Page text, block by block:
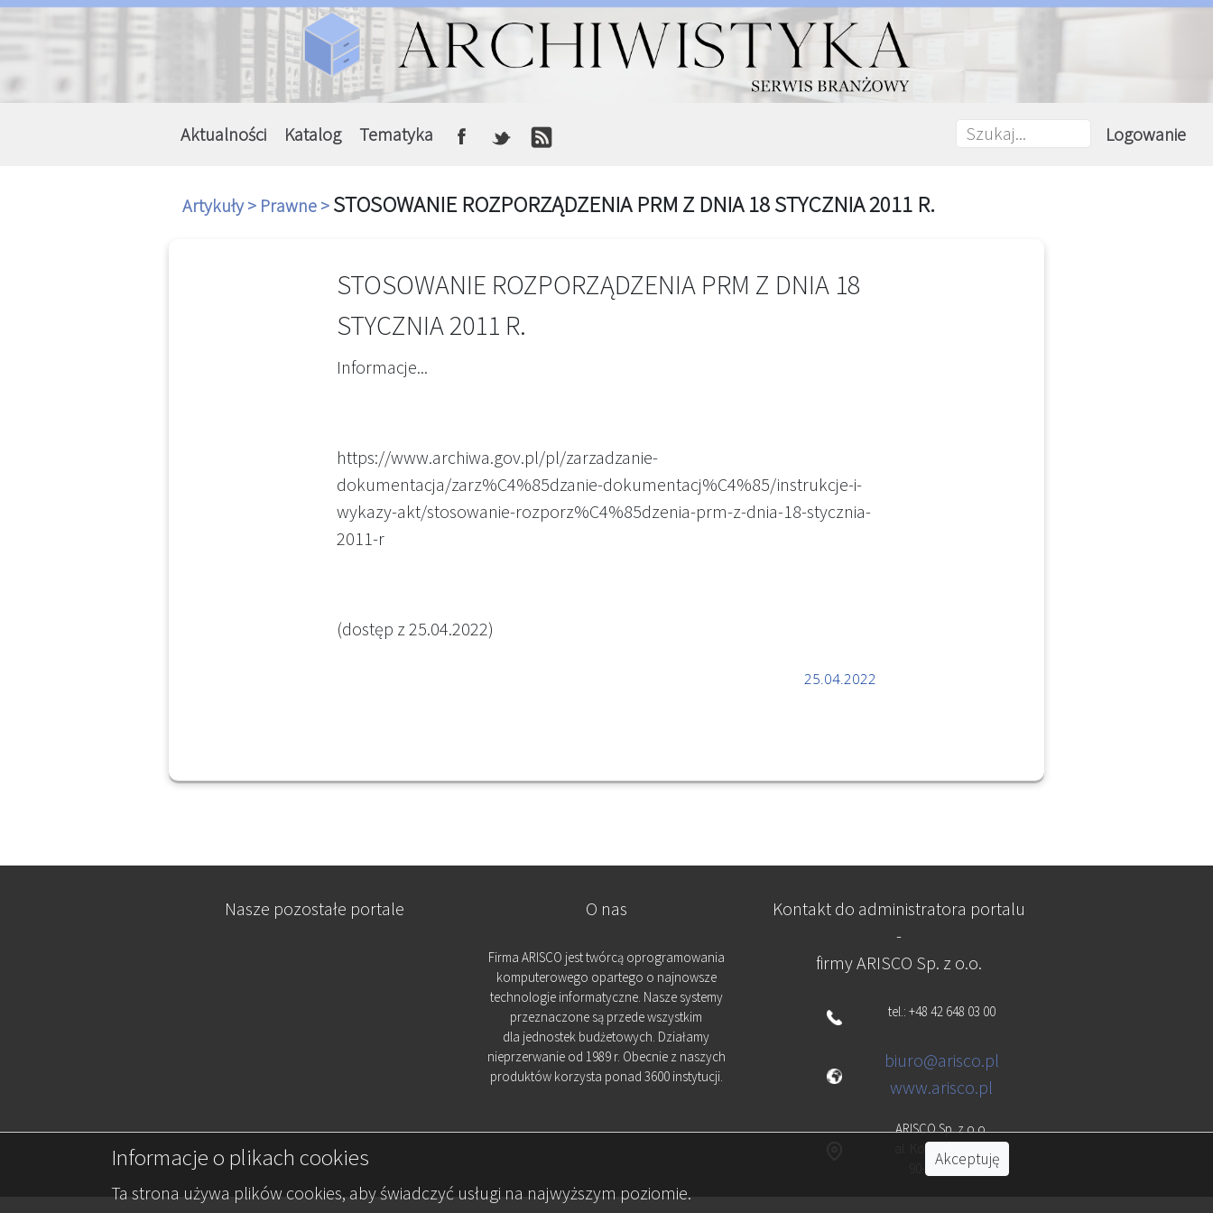
Aktualności Katalog Tematyka Logowanie
Artykuły > Prawne > STOSOWANIE ROZPORZĄDZENIA PRM Z DNIA 18 STYCZNIA 2011 R.
STOSOWANIE ROZPORZĄDZENIA PRM Z DNIA 18
STYCZNIA 2011 R.
Informacje...
https://www.archiwa.gov.pl/pl/zarzadzanie-
dokumentacja/zarz%C4%85dzanie-dokumentacj%C4%85/instrukcje-i-
wykazy-akt/stosowanie-rozporz%C4%85dzenia-prm-z-dnia-18-stycznia-
2011-r
(dostęp z 25.04.2022)
25.04.2022
Informacje o plikach cookies
Ta strona używa plików cookies, aby świadczyć usługi na najwyższym poziomie.
Akceptuję
Nasze pozostałe portale O nas
Firma ARISCO jest twórcą oprogramowania
komputerowego opartego o najnowsze
technologie informatyczne. Nasze systemy
przeznaczone są przede wszystkim
dla jednostek budżetowych. Działamy
nieprzerwanie od 1989 r. Obecnie z naszych
produktów korzysta ponad 3600 instytucji.
Kontakt do administratora portalu
-
firmy ARISCO Sp. z o.o.
tel.: +48 42 648 03 00
biuro@arisco.pl
www.arisco.pl
ARISCO Sp. z o.o.
al. Kościuszki 134
90-029 Łódź